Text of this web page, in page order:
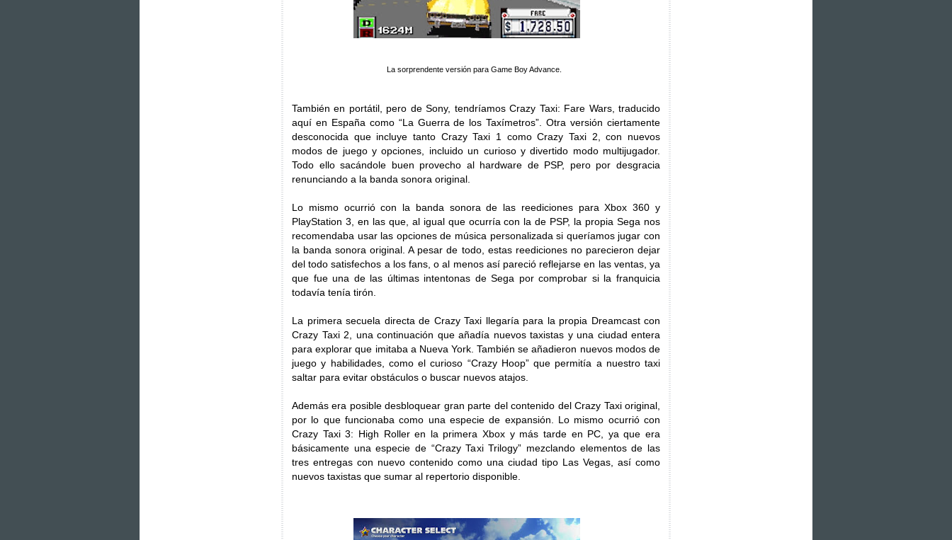
La sorprendente versión para Game Boy Advance.
También en portátil, pero de Sony, tendríamos Crazy Taxi: Fare Wars, traducido
aquí en España como “La Guerra de los Taxímetros”. Otra versión ciertamente
desconocida que incluye tanto Crazy Taxi 1 como Crazy Taxi 2, con nuevos
modos de juego y opciones, incluido un curioso y divertido modo multijugador.
Todo ello sacándole buen provecho al hardware de PSP, pero por desgracia
renunciando a la banda sonora original.
Lo mismo ocurrió con la banda sonora de las reediciones para Xbox 360 y
PlayStation 3, en las que, al igual que ocurría con la de PSP, la propia Sega nos
recomendaba usar las opciones de música personalizada si queríamos jugar con
la banda sonora original. A pesar de todo, estas reediciones no parecieron dejar
del todo satisfechos a los fans, o al menos así pareció reflejarse en las ventas, ya
que fue una de las últimas intentonas de Sega por comprobar si la franquicia
todavía tenía tirón.
La primera secuela directa de Crazy Taxi llegaría para la propia Dreamcast con
Crazy Taxi 2, una continuación que añadía nuevos taxistas y una ciudad entera
para explorar que imitaba a Nueva York. También se añadieron nuevos modos de
juego y habilidades, como el curioso “Crazy Hoop” que permitía a nuestro taxi
saltar para evitar obstáculos o buscar nuevos atajos.
Además era posible desbloquear gran parte del contenido del Crazy Taxi original,
por lo que funcionaba como una especie de expansión. Lo mismo ocurrió con
Crazy Taxi 3: High Roller en la primera Xbox y más tarde en PC, ya que era
básicamente una especie de “Crazy Taxi Trilogy” mezclando elementos de las
tres entregas con nuevo contenido como una ciudad tipo Las Vegas, así como
nuevos taxistas que sumar al repertorio disponible.